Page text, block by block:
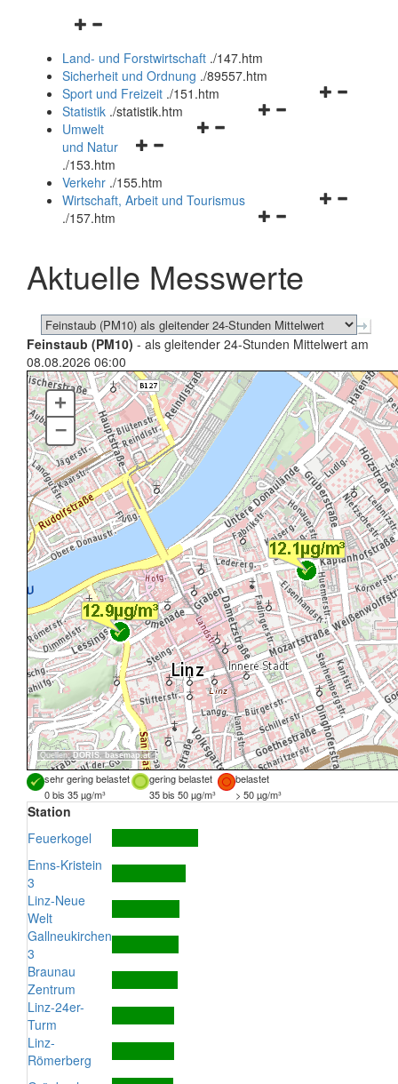
Navigationsmenü
und
schließen
Land- und Forstwirtschaft ./147.htm
Sicherheit und Ordnung ./89557.htm
Navigationsmenü
Sport und Freizeit ./151.htm
Navigationsmenü
Statistik ./statistik.htm
Navigationsmenü
und
schließen
Umwelt
und Natur
./153.htm
Verkehr ./155.htm
Navigationsmenü
schließen
Wirtschaft, Arbeit und Tourismus
./157.htm
Aktuelle Messwerte
Feinstaub (PM10) - als gleitender 24-Stunden Mittelwert am
08.08.2026 06:00
Quellen:DORIS, basemap.at
+
–
sehr gering belastet gering belastet
belastet
0 bis 35 µg/m³
35 bis 50 µg/m³ > 50 µg/m³
Station
Feuerkogel
Enns-Kristein
3
Linz-Neue
Welt
Gallneukirchen
3
Braunau
Zentrum
Linz-24er-
Turm
Linz-
Römerberg